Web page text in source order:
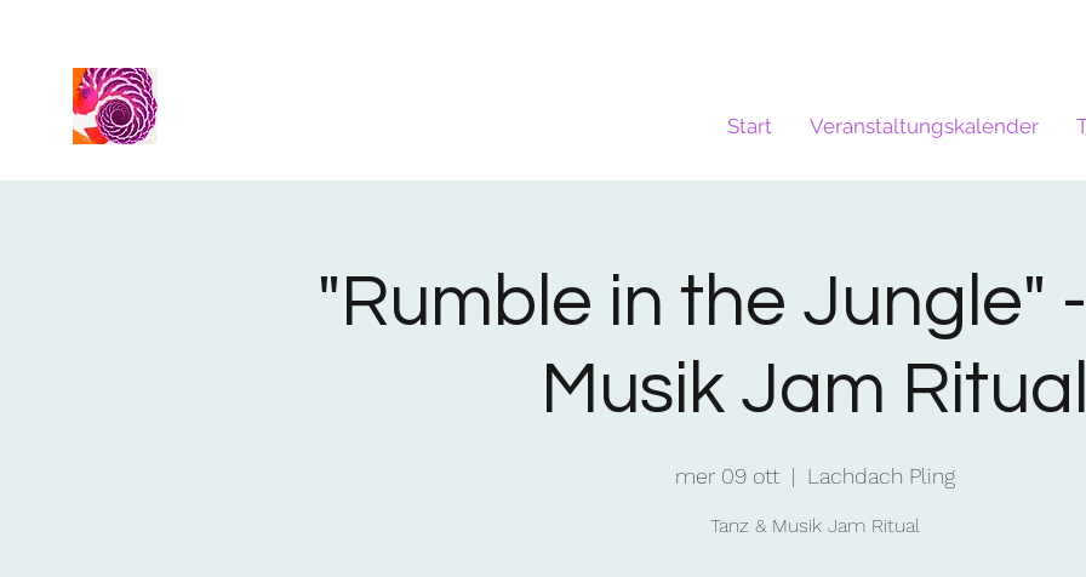
Start Veranstaltungskalender
"Rumble in the Jungle"
Musik Jam
mer 09 ott
  |
Lachdach Pling
Tanz & Musik Jam Ritual